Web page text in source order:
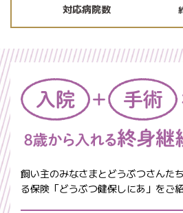
対応病院数
飼い主のみなさまとどうぶつさんた
る保険「どうぶつ健保しにあ」をご